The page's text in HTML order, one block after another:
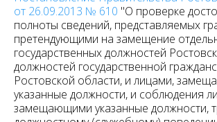
от 26.09.2013 № 610 "О проверке
полноты сведений, представляемых
претендующими на замещение
государственных должностей
должностей государственной
Ростовской области, и лицами,
указанные должности, и соблюдения
замещающими указанные должности,